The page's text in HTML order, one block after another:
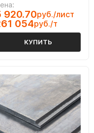
920.70руб./лист
054руб./т
КУПИТЬ